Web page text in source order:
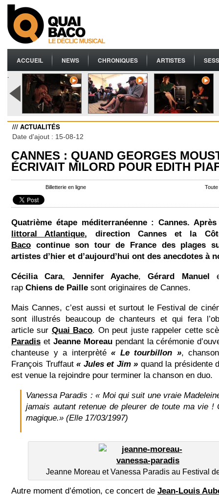
ACCUEIL NEWS CHRONIQUES ARTISTES
.
/// ACTUALITÉS
Date d'ajout : 15-08-12
CANNES : QUAND GEORGES
ÉCRIVAIT MILORD POUR EDITH
Billetterie en ligne
Quatrième étape méditerranéenne : Cannes.
littoral Atlantique, direction Cannes et la
Baco continue son tour de France des plages
artistes d’hier et d’aujourd’hui ont des anecdotes à
Cécilia Cara, Jennifer Ayache,Gérard Manuel
rap Chiens de Paille sont originaires de Cannes.
Mais Cannes, c’est aussi et surtout le Festival de
sont illustrés beaucoup de chanteurs et qui fera
article sur Quai Baco. On peut juste rappeler cette
Paradis et Jeanne Moreaupendant la cérémonie
chanteuse y a interprèté « Le tourbillon »,
François Truffaut« Jules et Jim » quand la présidente
est venue la rejoindre pour terminer la chanson en duo.
Vanessa Paradis : « Moi qui suit une vraie
jamais autant retenue de pleurer de toute ma vie !
magique.» (Elle 17/03/1997)
Jeanne Moreau et Vanessa Paradis au Festival
Autre moment d’émotion, ce concert de Jean-Louis